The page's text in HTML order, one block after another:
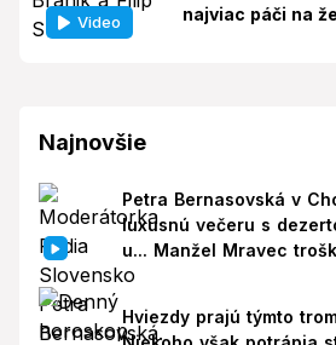
Video
najviac páči na
Najnovšie
Petra Bernasovská v
luxusnú večeru s
u... Manžel Mravec
Hviezdy prajú týmto